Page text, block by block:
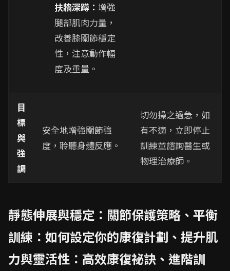
扶牆深蹲： 增強
腿部肌肉力量，
改善膝關節穩定
性，注意動作幅
度及重量。
目
標
與
強
調
安全地增強關節強
度，聆聽身體反應。
切勿操之過急，如
有不適，立即停止
訓練並諮詢醫生或
物理治療師。
靜態伸展與穩定：關節保護策略、平衡
訓練：如何設定你的康復計劃、提升肌
力與靈活性：高效康復祕訣、進階訓